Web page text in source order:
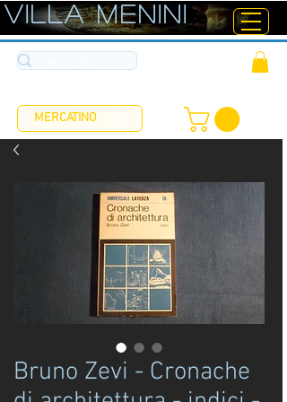
ViLLA MENINI
Bruno Zevi - Cronache
MERCATINO